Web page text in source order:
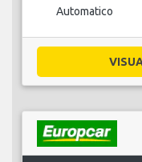
Automatico